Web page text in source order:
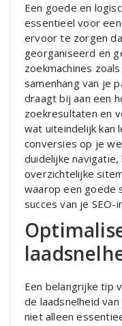
Een goede en
essentieel voor
ervoor te zorgen
georganiseerd en
zoekmachines
samenhang van je
draagt bij aan een
zoekresultaten en
wat uiteindelijk kan
conversies op je
duidelijke
overzichtelijke
waarop een goede
succes van je SEO-
Een belangrijke tip
de laadsnelheid
niet alleen